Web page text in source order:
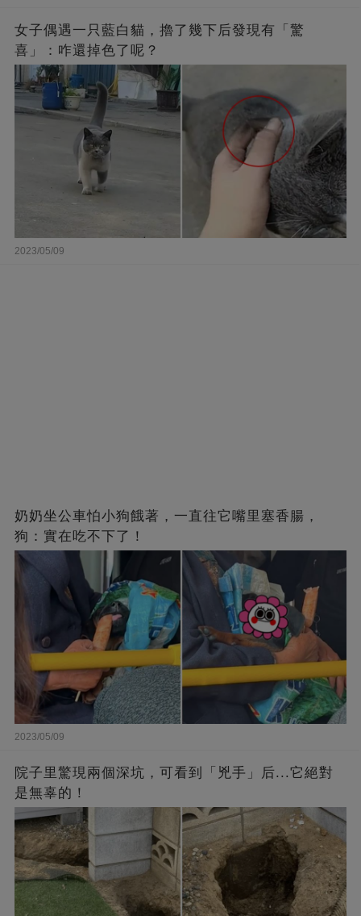
女子偶遇一只藍白貓，擼了幾下后發現有「驚
喜」：咋還掉色了呢？
2023/05/09
奶奶坐公車怕小狗餓著，一直往它嘴里塞香腸，
狗：實在吃不下了！
2023/05/09
院子里驚現兩個深坑，可看到「兇手」后...它絕對
是無辜的！